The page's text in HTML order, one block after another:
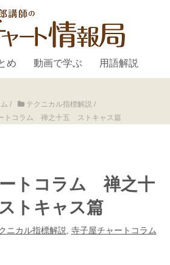
め 動画で学ぶ 用語解説
/ テクニカル指標解説 /
トコラム 禅之十五 ストキャス篇
トコラム 禅之十
トキャス篇
ニカル指標解説 寺子屋チャートコラム